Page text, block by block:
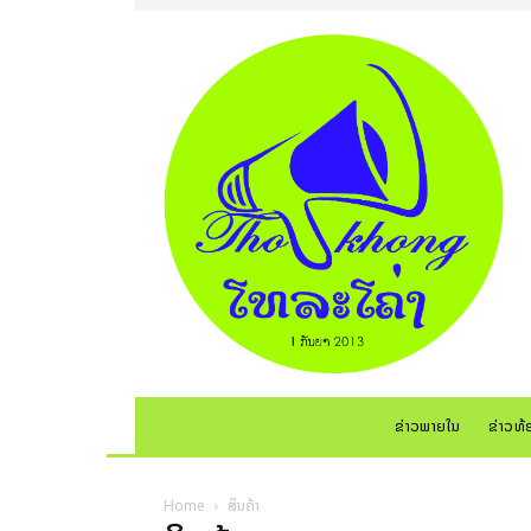
ຂ່າວພາຍໃນ ຂ່າວທ້
Home ສິນຄ້າ